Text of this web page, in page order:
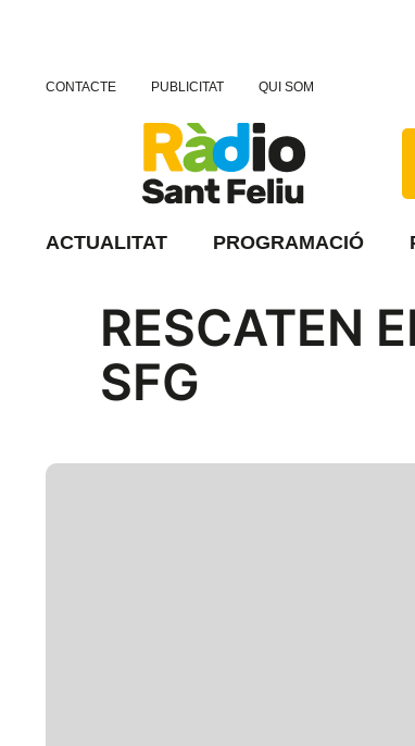
CONTACTE PUBLICITAT QUI SOM
ACTUALITAT PROGRAMACIÓ
RESCATEN
SFG